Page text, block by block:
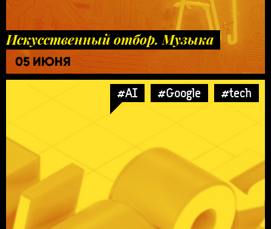
Искусственный отбор. Музыка
05 ИЮНЯ
#AI #Google #tech